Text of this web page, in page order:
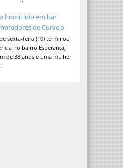
homicídio em bar
de Curvelo
sexta-feira (10) terminou
no bairro Esperança,
de 38 anos e uma mulher